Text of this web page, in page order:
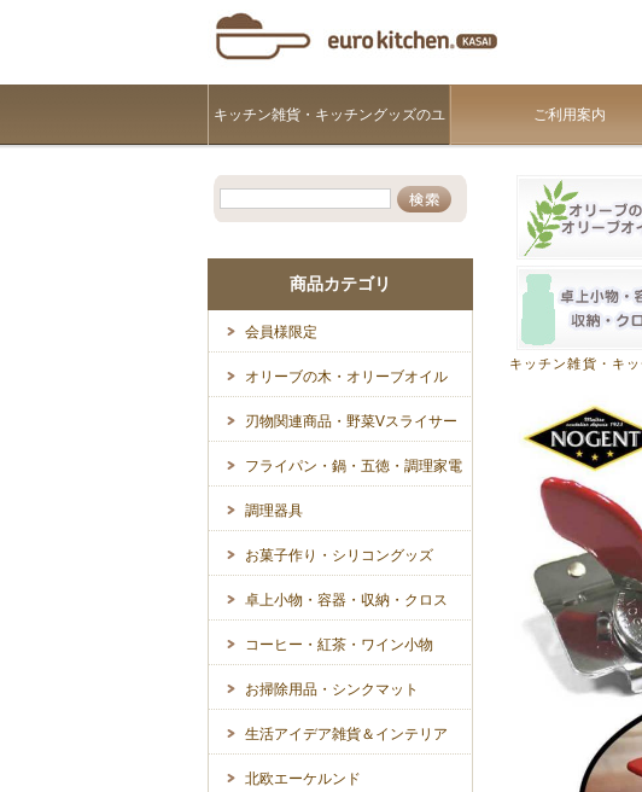
キッチン雑貨・キッチングッズのユ
ーロキッチンKASAI
ご利用案内
キッチン雑貨・キ
商品カテゴリ
会員様限定
オリーブの木・オリーブオイル
刃物関連商品・野菜Vスライサー
フライパン・鍋・五徳・調理家電
調理器具
お菓子作り・シリコングッズ
卓上小物・容器・収納・クロス
コーヒー・紅茶・ワイン小物
お掃除用品・シンクマット
生活アイデア雑貨＆インテリア
北欧エーケルンド